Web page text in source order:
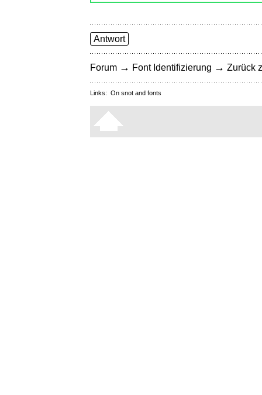
Antwort
Forum → Font Identifizierung → Zurück
Links: On snot and fonts